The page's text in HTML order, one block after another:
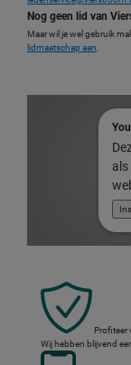
Nog geen lid van
Maar wil je wel gebruik
lidmaatschap aan
Profiteer
Wij hebben blijvend